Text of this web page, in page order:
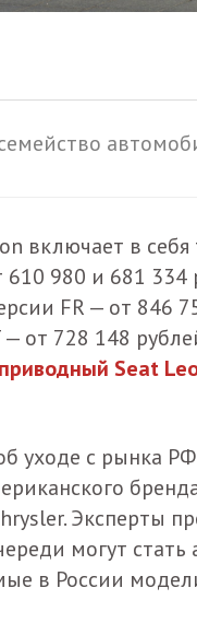
включает в
980 и 681 334
FR — от 846
— от 728 148
Seat
уходе с рынка
Эксперты
могут стать
в России